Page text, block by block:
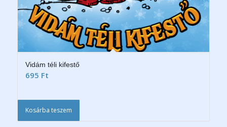
Vidám téli kifestő
695 Ft
Kosárba teszem